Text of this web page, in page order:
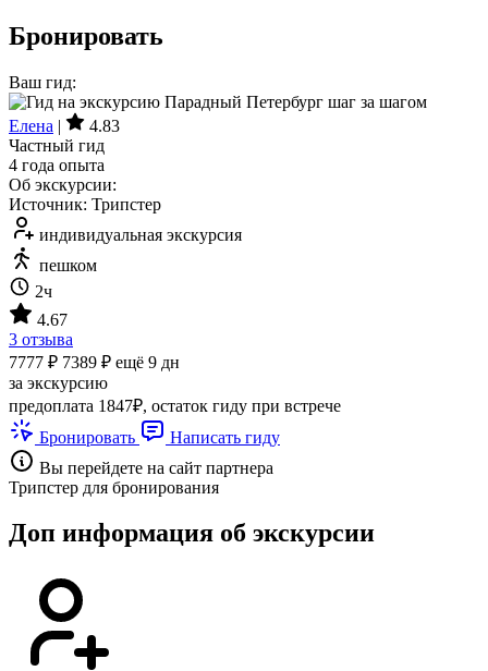
Бронировать
Ваш гид:
Елена |
4.83
Частный гид
4 года опыта
Об экскурсии:
Источник: Трипстер
индивидуальная экскурсия
пешком
2ч
4.67
3 отзыва
7777 ₽ 7389 ₽ ещё 9 дн
за экскурсию
предоплата 1847₽, остаток гиду при встрече
Бронировать
Написать гиду
Вы перейдете на сайт партнера
Трипстер для бронирования
Доп информация об экскурсии